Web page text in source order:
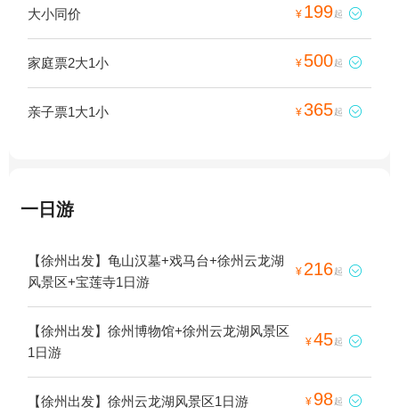
大小同价 ¥ 199起 
家庭票2大1小 ¥ 500起 
亲子票1大1小 ¥365起 
一日游
【徐州出发】龟山汉墓+戏马台+徐州云龙湖
风景区+宝莲寺1日游
¥ 216起 
【徐州出发】徐州博物馆+徐州云龙湖风景区
1日游
¥45起 
【徐州出发】徐州云龙湖风景区1日游 ¥ 98起 